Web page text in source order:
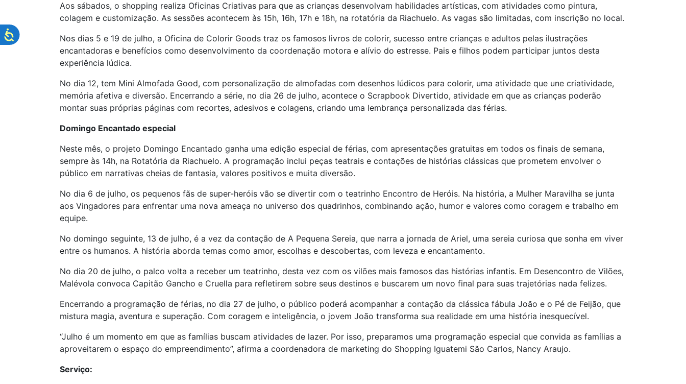
Aos sábados, o shopping realiza Oficinas Criativas para que as crianças desenvolvam habilidades artísticas, com atividades como pintura,
colagem e customização. As sessões acontecem às 15h, 16h, 17h e 18h, na rotatória da Riachuelo. As vagas são limitadas, com inscrição no local.
Nos dias 5 e 19 de julho, a Oficina de Colorir Goods traz os famosos livros de colorir, sucesso entre crianças e adultos pelas ilustrações
encantadoras e benefícios como desenvolvimento da coordenação motora e alívio do estresse. Pais e filhos podem participar juntos desta
experiência lúdica.
No dia 12, tem Mini Almofada Good, com personalização de almofadas com desenhos lúdicos para colorir, uma atividade que une criatividade,
memória afetiva e diversão. Encerrando a série, no dia 26 de julho, acontece o Scrapbook Divertido, atividade em que as crianças poderão
montar suas próprias páginas com recortes, adesivos e colagens, criando uma lembrança personalizada das férias.
Domingo Encantado especial
Neste mês, o projeto Domingo Encantado ganha uma edição especial de férias, com apresentações gratuitas em todos os finais de semana,
sempre às 14h, na Rotatória da Riachuelo. A programação inclui peças teatrais e contações de histórias clássicas que prometem envolver o
público em narrativas cheias de fantasia, valores positivos e muita diversão.
No dia 6 de julho, os pequenos fãs de super-heróis vão se divertir com o teatrinho Encontro de Heróis. Na história, a Mulher Maravilha se junta
aos Vingadores para enfrentar uma nova ameaça no universo dos quadrinhos, combinando ação, humor e valores como coragem e trabalho em
equipe.
No domingo seguinte, 13 de julho, é a vez da contação de A Pequena Sereia, que narra a jornada de Ariel, uma sereia curiosa que sonha em viver
entre os humanos. A história aborda temas como amor, escolhas e descobertas, com leveza e encantamento.
No dia 20 de julho, o palco volta a receber um teatrinho, desta vez com os vilões mais famosos das histórias infantis. Em Desencontro de Vilões,
Malévola convoca Capitão Gancho e Cruella para refletirem sobre seus destinos e buscarem um novo final para suas trajetórias nada felizes.
Encerrando a programação de férias, no dia 27 de julho, o público poderá acompanhar a contação da clássica fábula João e o Pé de Feijão, que
mistura magia, aventura e superação. Com coragem e inteligência, o jovem João transforma sua realidade em uma história inesquecível.
“Julho é um momento em que as famílias buscam atividades de lazer. Por isso, preparamos uma programação especial que convida as famílias a
aproveitarem o espaço do empreendimento”, afirma a coordenadora de marketing do Shopping Iguatemi São Carlos, Nancy Araujo.
Serviço: